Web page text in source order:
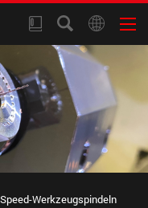
Werkzeugspindeln